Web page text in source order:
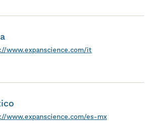
www.expanscience.com/it
www.expanscience.com/es-mx